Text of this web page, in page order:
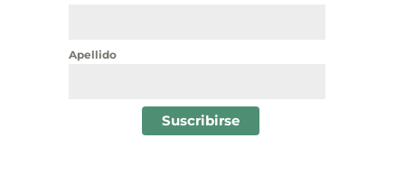
Apellido